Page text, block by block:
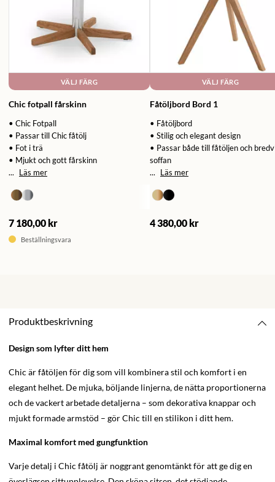
VÄLJ FÄRG
Chic fotpall fårskinn
• Chic Fotpall
• Passar till Chic fåtölj
• Fot i trä
• Mjukt och gott fårskinn
...
Läs mer
7 180,00 kr
Beställningsvara
VÄLJ FÄRG
Fåtöljbord Bord 1
• Fåtöljbord
• Stilig och elegant design
• Passar både till fåtöljen och
soffan
...
Läs mer
4 380,00 kr
Produktbeskrivning
Design som lyfter ditt hem
Chic är fåtöljen för dig som vill kombinera stil och komfort i en
elegant helhet. De mjuka, böljande linjerna, de nätta proportionerna
och de vackert arbetade detaljerna – som dekorativa knappar och
mjukt formade armstöd – gör Chic till en stilikon i ditt hem.
Maximal komfort med gungfunktion
Varje detalj i Chic fåtölj är noggrant genomtänkt för att ge dig en